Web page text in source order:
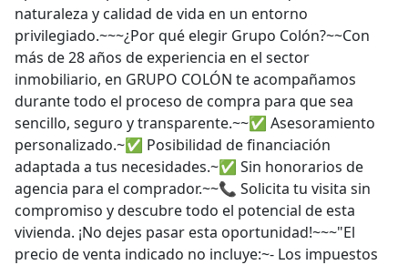
naturaleza y calidad de vida en un entorno
privilegiado.~~~¿Por qué elegir Grupo Colón?~~Con
más de 28 años de experiencia en el sector
inmobiliario, en GRUPO COLÓN te acompañamos
durante todo el proceso de compra para que sea
sencillo, seguro y transparente.~~✅ Asesoramiento
personalizado.~✅ Posibilidad de financiación
adaptada a tus necesidades.~✅ Sin honorarios de
agencia para el comprador.~~📞 Solicita tu visita sin
compromiso y descubre todo el potencial de esta
vivienda. ¡No dejes pasar esta oportunidad!~~~"El
precio de venta indicado no incluye:~- Los impuestos